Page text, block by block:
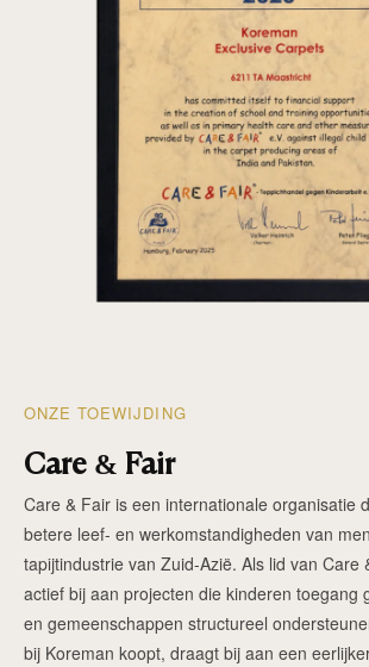
ONZE TOEWIJDING
Care & Fair
Care & Fair is een internationale organisatie
betere leef- en werkomstandigheden van
tapijtindustrie van Zuid-Azië. Als lid van Care
actief bij aan projecten die kinderen toegang
en gemeenschappen structureel
bij Koreman koopt, draagt bij aan een